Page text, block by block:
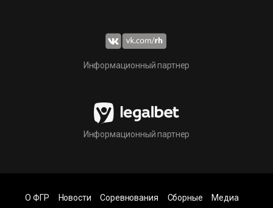
Информационный партнер
Информационный партнер
О ФГР Новости Соревнования Сборные Медиа